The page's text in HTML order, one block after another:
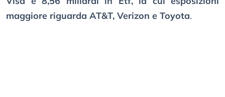
maggiore riguarda AT&T, Verizon e Toyota.